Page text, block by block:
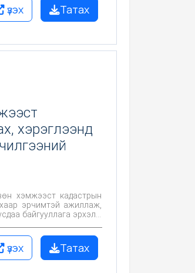
үзэх Татах
хэрэглээнд
хэмжээст кадастрын
эрчимтэй ажиллаж,
байгууллага эрхэлж
үзэх Татах